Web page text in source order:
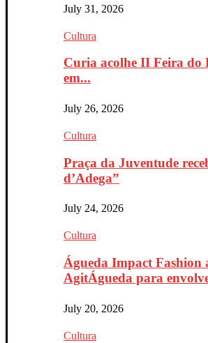
July 31, 2026
Cultura
Curia acolhe II Feira
em...
July 26, 2026
Cultura
Praça da Juventude
d’Adega”
July 24, 2026
Cultura
Águeda Impact Fashion
AgitÁgueda para
July 20, 2026
Cultura